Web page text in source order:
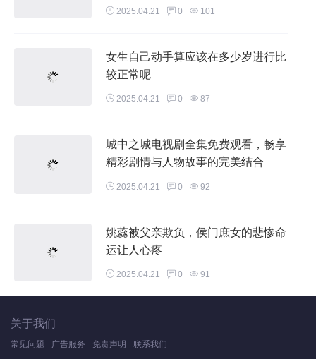
2025.04.21 0 101
女生自己动手算应该在多少岁进行比
较正常呢
2025.04.21 0 87
城中之城电视剧全集免费观看，畅享
精彩剧情与人物故事的完美结合
2025.04.21 0 92
姚蕊被父亲欺负，侯门庶女的悲惨命
运让人心疼
2025.04.21 0 91
关于我们
常见问题 广告服务 免责声明 联系我们